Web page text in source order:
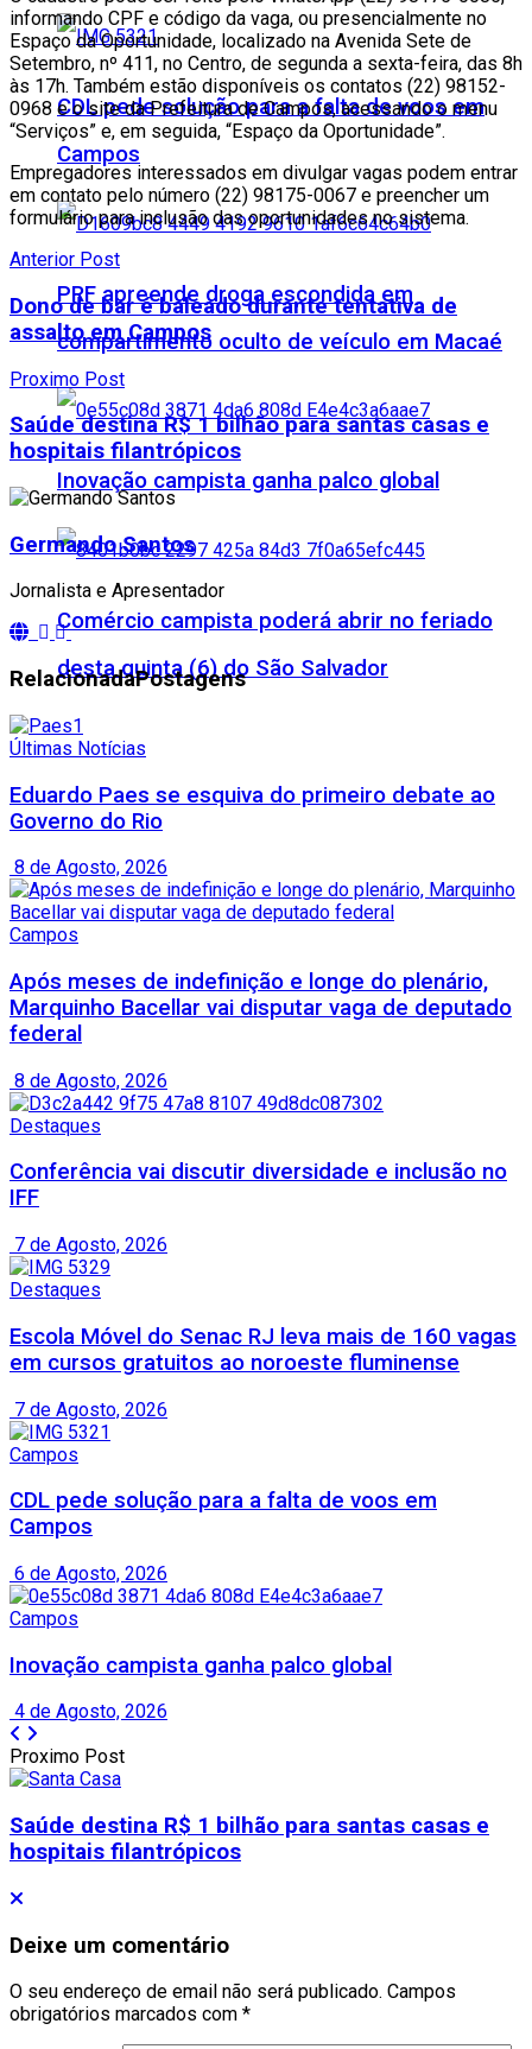
CDL pede solução para a falta de voos em
Campos
PRF apreende droga escondida em
compartimento oculto de veículo em Macaé
Inovação campista ganha palco global
Comércio campista poderá abrir no feriado
desta quinta (6) do São Salvador
informando CPF e código da vaga, ou presencialmente no
Espaço da Oportunidade, localizado na Avenida Sete de
Setembro, nº 411, no Centro, de segunda a sexta-feira, das 8h
às 17h. Também estão disponíveis os contatos (22) 98152-
0968 e o site da Prefeitura de Campos, acessando o menu
“Serviços” e, em seguida, “Espaço da Oportunidade”.
Empregadores interessados em divulgar vagas podem entrar
em contato pelo número (22) 98175-0067 e preencher um
formulário para inclusão das oportunidades no sistema.
Anterior Post
Dono de bar é baleado durante tentativa de
assalto em Campos
Proximo Post
Saúde destina R$ 1 bilhão para santas casas e
hospitais filantrópicos
Germando Santos
Jornalista e Apresentador
RelacionadaPostagens
Últimas Notícias
Eduardo Paes se esquiva do primeiro debate ao
Governo do Rio
8 de Agosto, 2026
Campos
Após meses de indefinição e longe do plenário,
Marquinho Bacellar vai disputar vaga de deputado
federal
8 de Agosto, 2026
Destaques
Conferência vai discutir diversidade e inclusão no
IFF
7 de Agosto, 2026
Destaques
Escola Móvel do Senac RJ leva mais de 160 vagas
em cursos gratuitos ao noroeste fluminense
7 de Agosto, 2026
Campos
CDL pede solução para a falta de voos em
Campos
6 de Agosto, 2026
Campos
Inovação campista ganha palco global
4 de Agosto, 2026
Proximo Post
Saúde destina R$ 1 bilhão para santas casas e
hospitais filantrópicos
Deixe um comentário
O seu endereço de email não será publicado. Campos
obrigatórios marcados com *